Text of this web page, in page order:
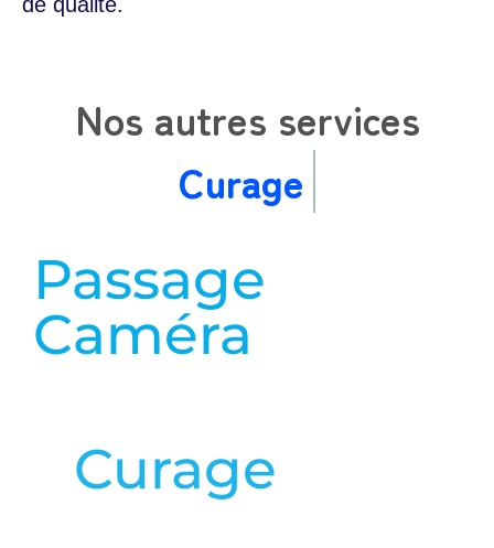
de qualité.
Nos autres services
Passage
Caméra
en savoir plus
en savoir plus